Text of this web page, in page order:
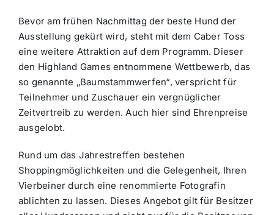
Bevor am frühen Nachmittag der beste Hund der
Ausstellung gekürt wird, steht mit dem Caber Toss
eine weitere Attraktion auf dem Programm. Dieser
den Highland Games entnommene Wettbewerb, das
so genannte „Baumstammwerfen“, verspricht für
Teilnehmer und Zuschauer ein vergnüglicher
Zeitvertreib zu werden. Auch hier sind Ehrenpreise
ausgelobt.
Rund um das Jahrestreffen bestehen
Shoppingmöglichkeiten und die Gelegenheit, Ihren
Vierbeiner durch eine renommierte Fotografin
ablichten zu lassen. Dieses Angebot gilt für Besitzer